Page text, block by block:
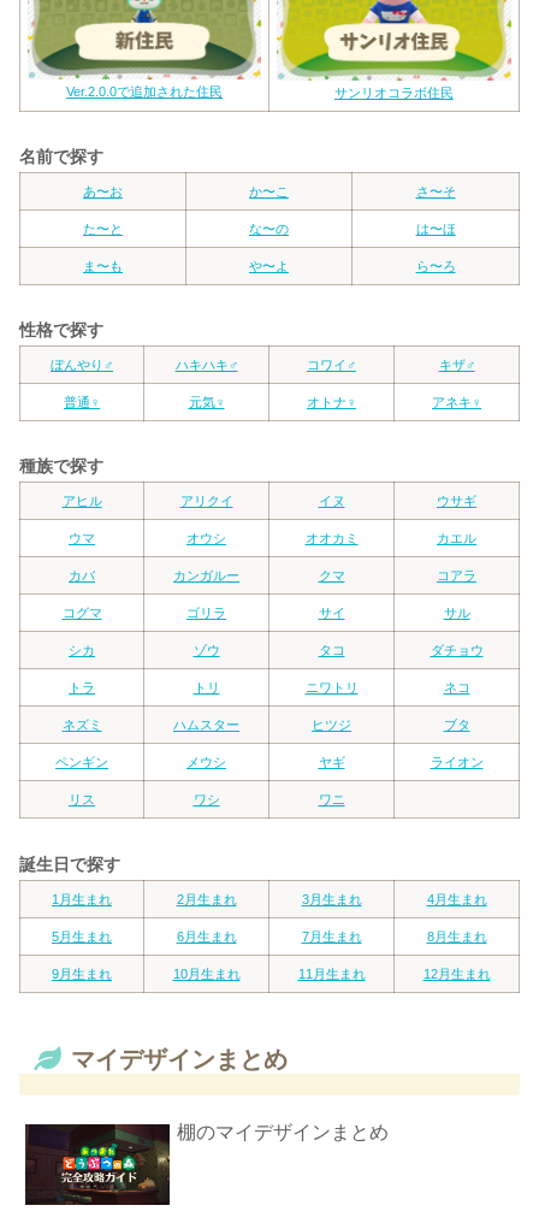
Ver.2.0.0で追加された住民 サンリオコラボ住民
名前で探す
あ〜お か〜こ さ〜そ
た〜と な〜の は〜ほ
ま〜も や〜よ ら〜ろ
性格で探す
ぼんやり♂ ハキハキ♂ コワイ♂ キザ♂
普通♀ 元気♀ オトナ♀ アネキ♀
種族で探す
アヒル アリクイ イヌ ウサギ
ウマ オウシ オオカミ カエル
カバ カンガルー クマ コアラ
コグマ ゴリラ サイ サル
シカ ゾウ タコ ダチョウ
トラ トリ ニワトリ ネコ
ネズミ ハムスター ヒツジ ブタ
ペンギン メウシ ヤギ ライオン
リス ワシ ワニ
誕生日で探す
1月生まれ 2月生まれ 3月生まれ 4月生まれ
5月生まれ 6月生まれ 7月生まれ 8月生まれ
9月生まれ 10月生まれ 11月生まれ 12月生まれ
マイデザインまとめ
棚のマイデザインまとめ